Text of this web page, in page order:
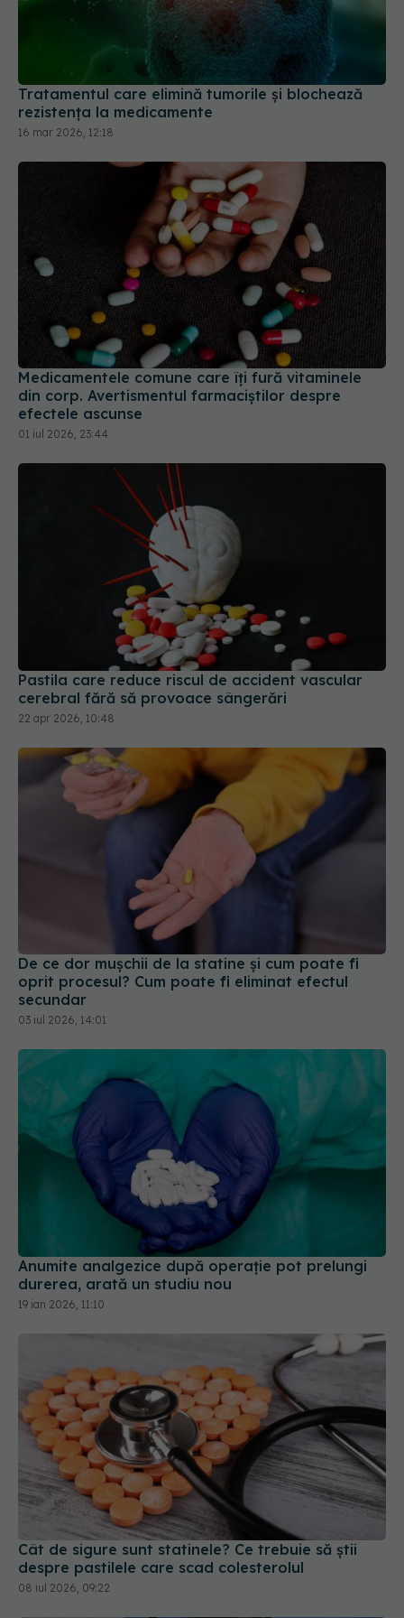
Tratamentul care elimină tumorile și blochează
rezistența la medicamente
Medicamentele comune care îți fură vitaminele
din corp. Avertismentul farmaciștilor despre
efectele ascunse
01 iul 2026, 23:44
Pastila care reduce riscul de accident vascular
cerebral fără să provoace sângerări
De ce dor mușchii de la statine și cum poate fi
oprit procesul? Cum poate fi eliminat efectul
03 iul 2026, 14:01
Anumite analgezice după operație pot prelungi
durerea, arată un studiu nou
Cât de sigure sunt statinele? Ce trebuie să știi
despre pastilele care scad colesterolul
08 iul 2026, 09:22